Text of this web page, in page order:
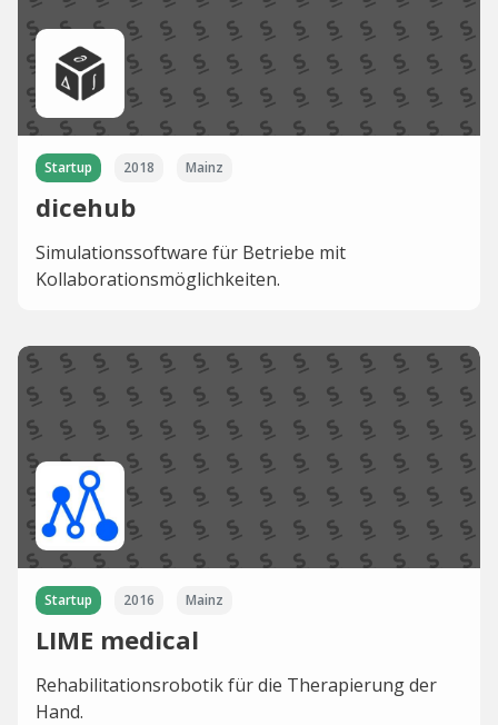
Startup 2018 Mainz
dicehub
Simulationssoftware für Betriebe mit
Kollaborationsmöglichkeiten.
Startup 2016 Mainz
LIME medical
Rehabilitationsrobotik für die Therapierung der
Hand.